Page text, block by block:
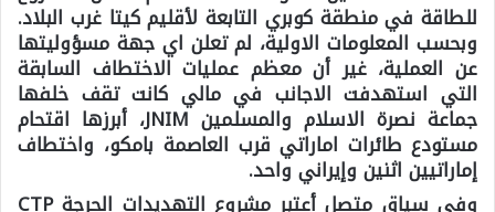
للطاقة في منطقة كوبري التابعة لأقليم كيتا غرب البلاد.
وبحسب المعلومات الاولية، لم تعلن اي جهة مسؤوليتها
عن العملية، غير أن معظم عمليات الاختطاف السابقة
التي استهدفت الاجانب في مالي كانت تقف خلفها
جماعة نصرة الاسلام والمسلمين JNIM، أبرزها اقتحام
مستودع طائرات اماراتي قرب العاصمة بامكو، واختطاف
إماراتيين اثنين وإيراني واحد.
وفي سياق متصل أعتبر مشروع التهديدات الحرجة CTP